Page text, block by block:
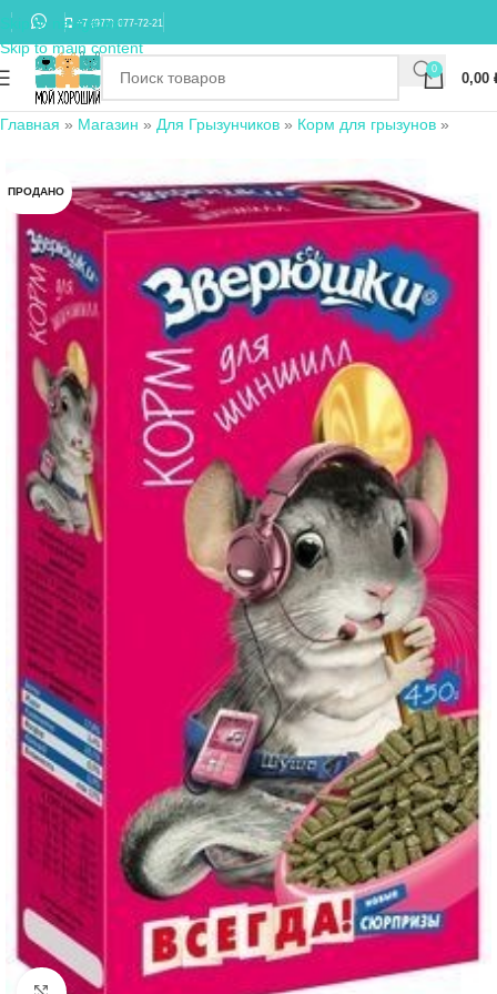
Skip to navigation
Skip to main content
+7 (977) 677-72-21
0
0,00
Главная » Магазин » Для Грызунчиков » Корм для грызунов »
ПРОДАНО